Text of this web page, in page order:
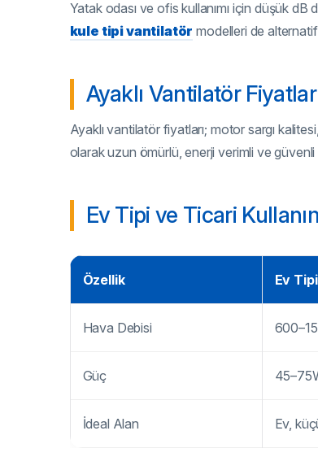
Yatak odası ve ofis kullanımı için düşük
kule tipi vantilatör modelleri de
Ayaklı Vantilatör
Ayaklı vantilatör fiyatları; motor sargı
olarak uzun ömürlü, enerji verimli ve
Ev Tipi ve Ticari
Özellik Ev
Hava Debisi
Güç
İdeal Alan Ev,